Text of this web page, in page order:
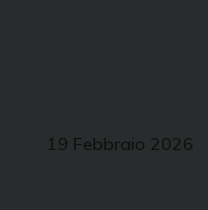
19 Febbraio 2026